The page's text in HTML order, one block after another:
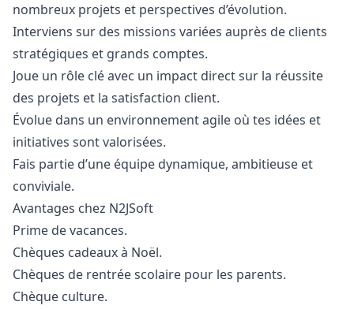
nombreux projets et perspectives d’évolution.
Interviens sur des missions variées auprès de clients
stratégiques et grands comptes.
Joue un rôle clé avec un impact direct sur la réussite
des projets et la satisfaction client.
Évolue dans un environnement agile où tes idées et
initiatives sont valorisées.
Fais partie d’une équipe dynamique, ambitieuse et
conviviale.
Avantages chez N2JSoft
Prime de vacances.
Chèques cadeaux à Noël.
Chèques de rentrée scolaire pour les parents.
Chèque culture.